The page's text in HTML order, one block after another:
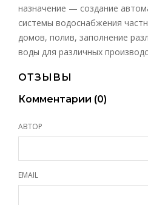
назначение — создание
системы водоснабжения
домов, полив, заполнение
воды для различных
ОТЗЫВЫ
Комментарии (0)
АВТОР
EMAIL